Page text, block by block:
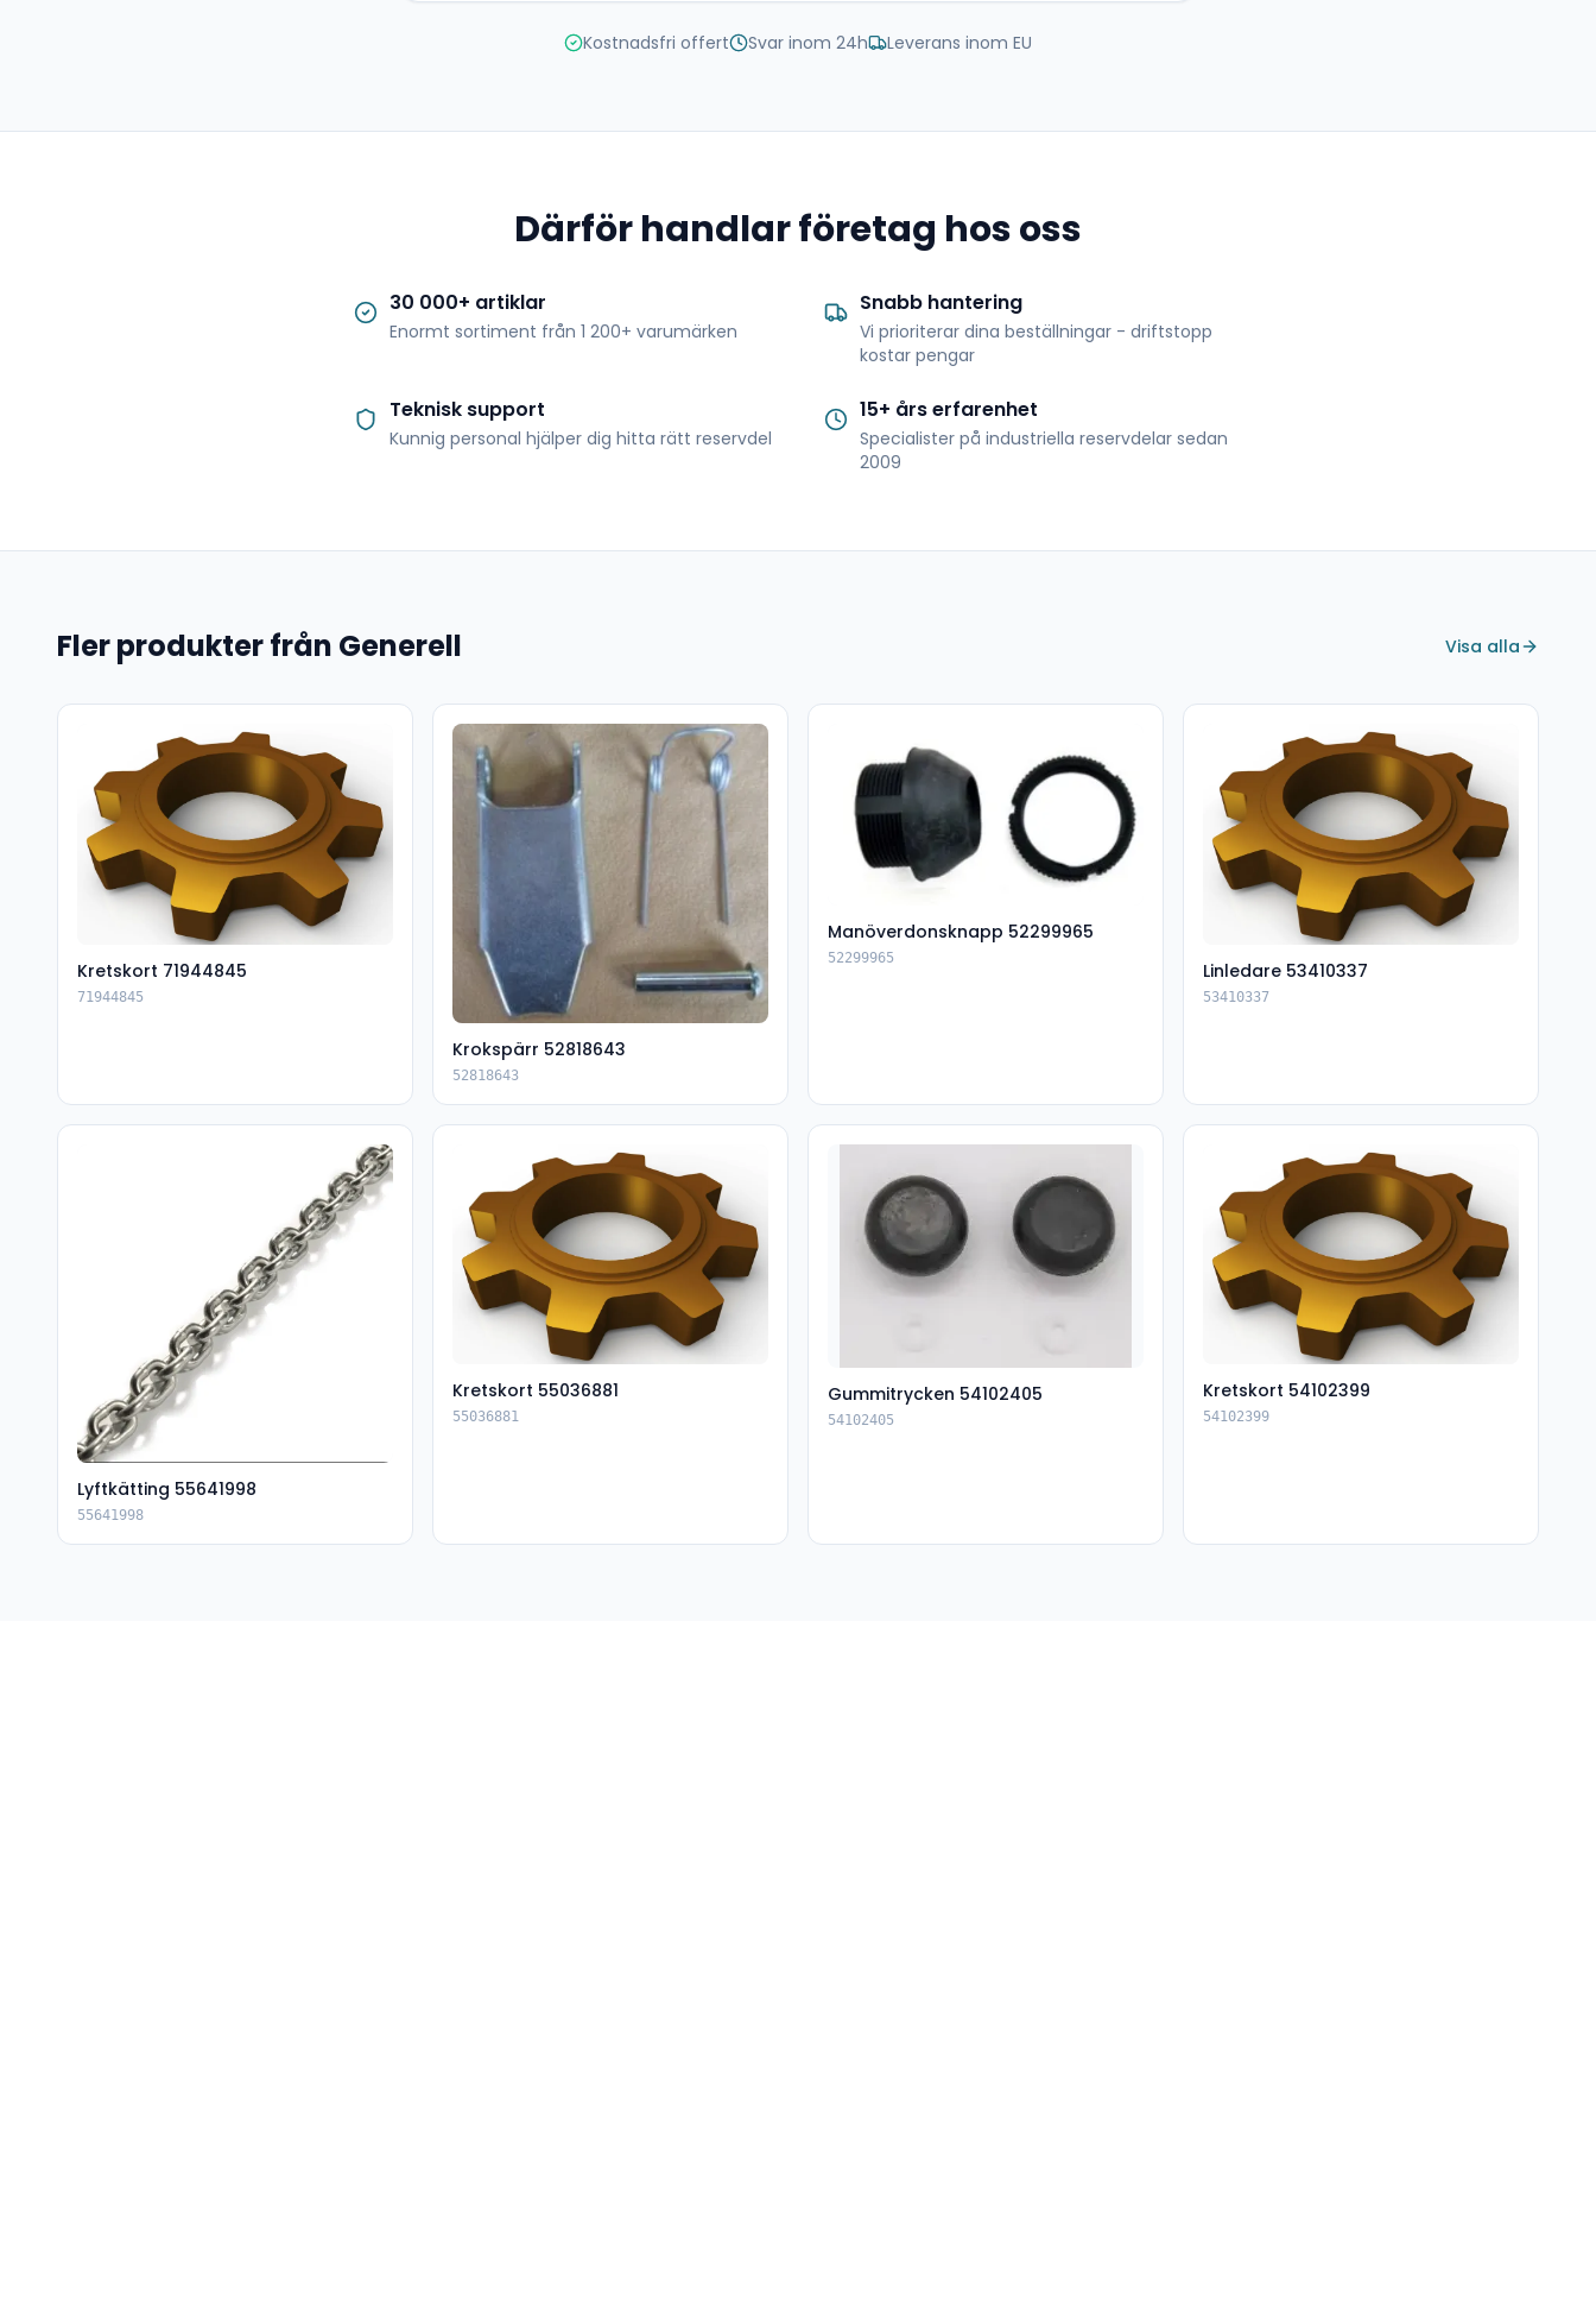
Kostnadsfri offert Svar inom 24h Leverans inom EU
Därför handlar företag hos oss
30 000+ artiklar
Enormt sortiment från 1 200+ varumärken
Snabb hantering
Vi prioriterar dina beställningar - driftstopp
kostar pengar
Teknisk support
Kunnig personal hjälper dig hitta rätt reservdel
15+ års erfarenhet
Specialister på industriella reservdelar sedan
2009
Fler produkter från Generell Visa alla
Kretskort 71944845
71944845
Krokspärr 52818643
52818643
Manöverdonsknapp 52299965
52299965
Linledare 53410337
53410337
Lyftkätting 55641998
55641998
Kretskort 55036881
55036881
Gummitrycken 54102405
54102405
Kretskort 54102399
54102399